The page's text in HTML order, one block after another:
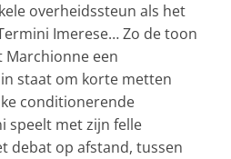
overheidssteun als het
Imerese… Zo de toon
Marchionne een
staat om korte metten
conditionerende
speelt met zijn felle
debat op afstand, tussen